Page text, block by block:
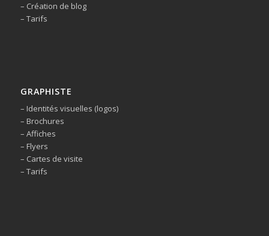
– Création de blog
– Tarifs
GRAPHISTE
– Identités visuelles (logos)
– Brochures
– Affiches
– Flyers
– Cartes de visite
– Tarifs